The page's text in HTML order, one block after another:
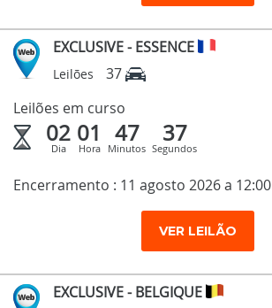
EXCLUSIVE - ESSENCE
Leilões
37
Leilões em curso
02
Dia
01
Hora
47
Minutos
36
Segundos
Encerramento : 11 agosto 2026 a 12:00
VER LEILÃO
EXCLUSIVE - BELGIQUE